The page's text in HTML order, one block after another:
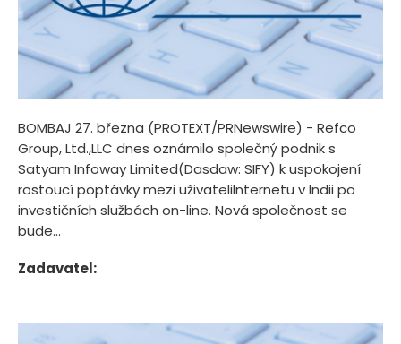
BOMBAJ 27. března (PROTEXT/PRNewswire) - Refco
Group, Ltd.,LLC dnes oznámilo společný podnik s
Satyam Infoway Limited(Dasdaw: SIFY) k uspokojení
rostoucí poptávky mezi uživateliInternetu v Indii po
investičních službách on-line. Nová společnost se
bude...
Zadavatel: